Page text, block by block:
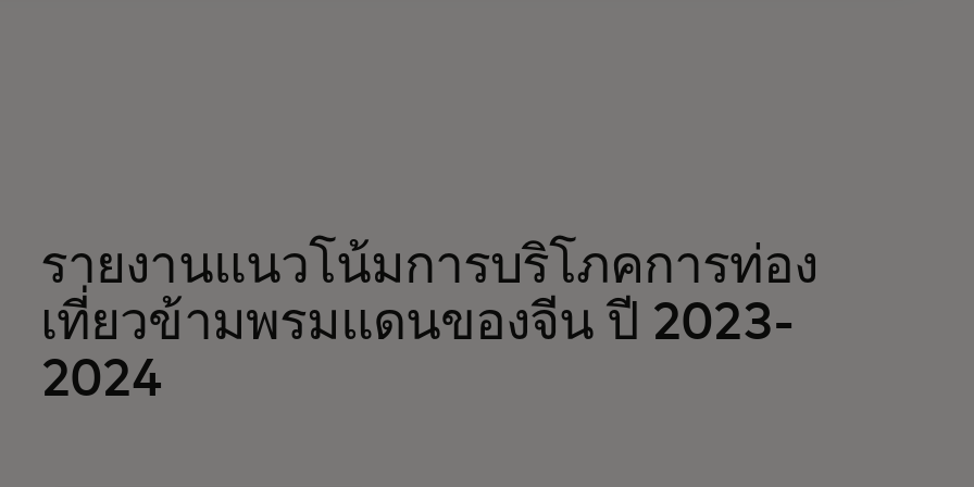
รายงานแนวโน้มการบริโภคการท่อง
เที่ยวข้ามพรมแดนของจีน ปี 2023-
2024